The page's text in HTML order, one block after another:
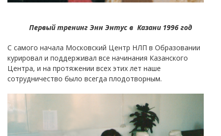
Первый тренинг Энн Энтус в Казани 1996 год
С самого начала Московский Центр НЛП в Образовании
курировал и поддерживал все начинания Казанского
Центра, и на протяжении всех этих лет наше
сотрудничество было всегда плодотворным.